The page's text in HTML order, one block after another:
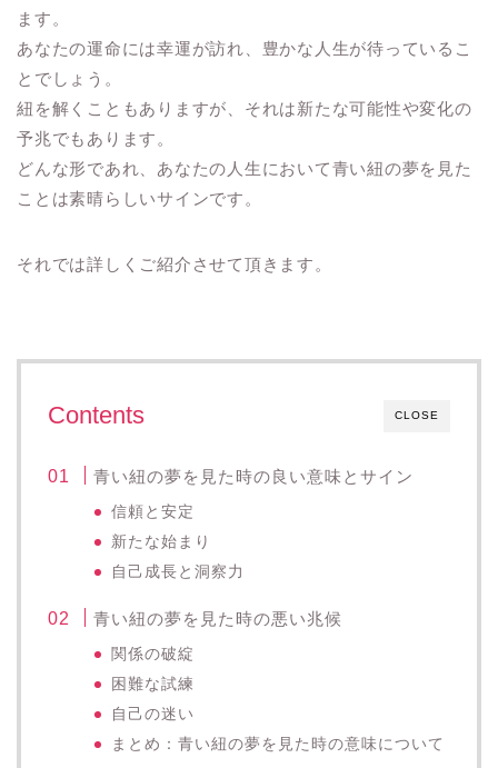
ます。
あなたの運命には幸運が訪れ、豊かな人生が待っているこ
とでしょう。
紐を解くこともありますが、それは新たな可能性や変化の
予兆でもあります。
どんな形であれ、あなたの人生において青い紐の夢を見た
ことは素晴らしいサインです。
それでは詳しくご紹介させて頂きます。
CLOSE
Contents
青い紐の夢を見た時の良い意味とサイン
信頼と安定
新たな始まり
自己成長と洞察力
青い紐の夢を見た時の悪い兆候
関係の破綻
困難な試練
自己の迷い
まとめ：青い紐の夢を見た時の意味について